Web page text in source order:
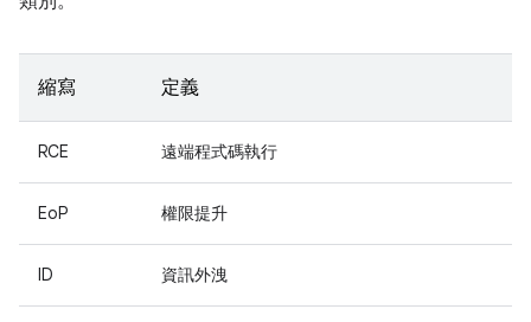
縮寫 定義
RCE 遠端程式碼執行
EoP 權限提升
ID 資訊外洩